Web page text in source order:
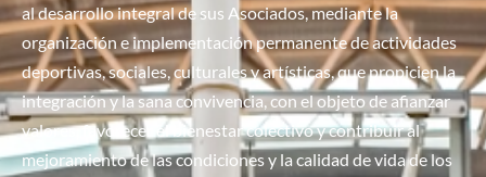
al desarrollo integral de sus Asociados, mediante la
organización e implementación permanente de actividades
deportivas, sociales, culturales y artísticas, que propicien la
integración y la sana convivencia, con el objeto de afianzar
valores, favorecer el bienestar colectivo y contribuir al
mejoramiento de las condiciones y la calidad de vida de los